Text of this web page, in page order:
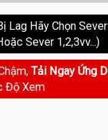
Lag Hãy Chọn
Sever 1,2,3vv...)
Tải Ngay Ứng
Độ Xem